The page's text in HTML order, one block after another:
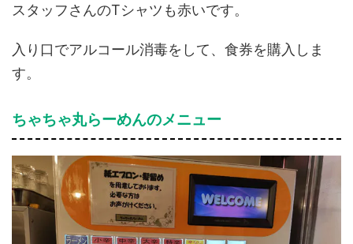
スタッフさんのTシャツも赤いです。
入り口でアルコール消毒をして、食券を購入しま
す。
ちゃちゃ丸らーめんのメニュー